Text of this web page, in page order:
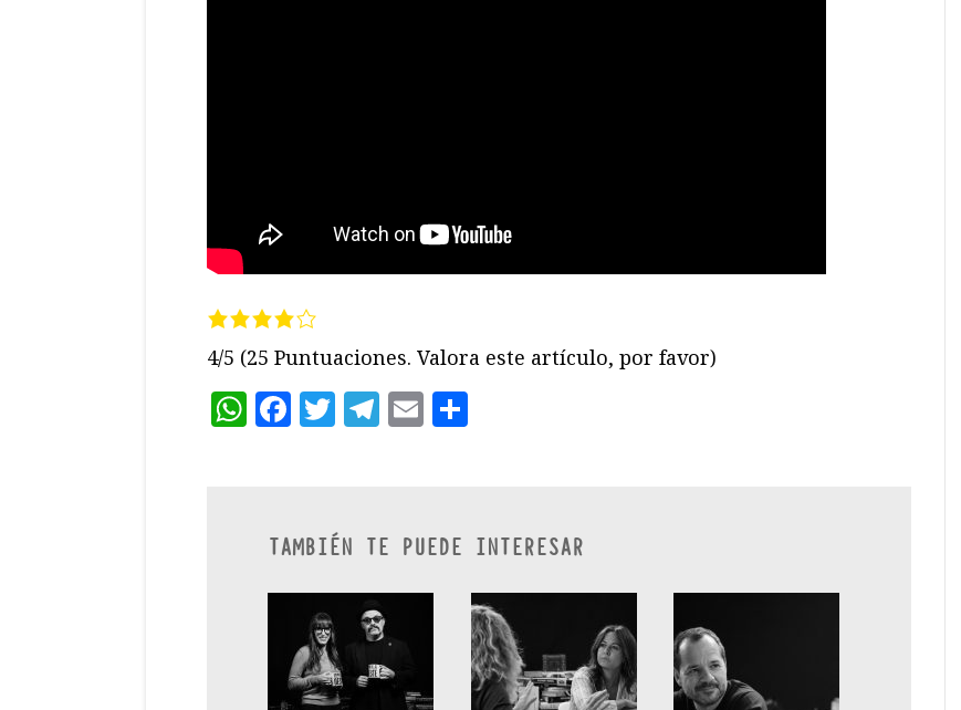
4/5 (25 Puntuaciones. Valora este artículo, por favor)
WhatsApp
Facebook
Twitter
Telegram
Email
TAMBIÉN TE PUEDE INTERESAR